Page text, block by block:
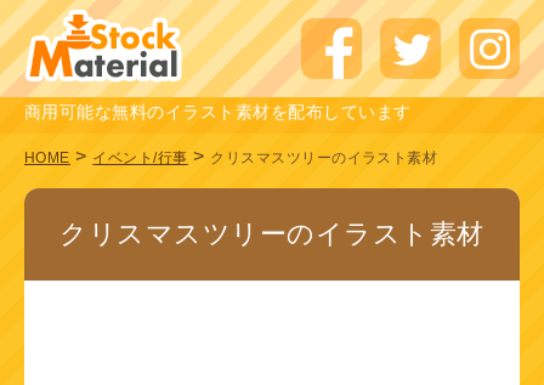
商用可能な無料のイラスト素材を配布しています
HOME > イベント/行事 > クリスマスツリーのイラスト素材
クリスマスツリーのイラスト素材